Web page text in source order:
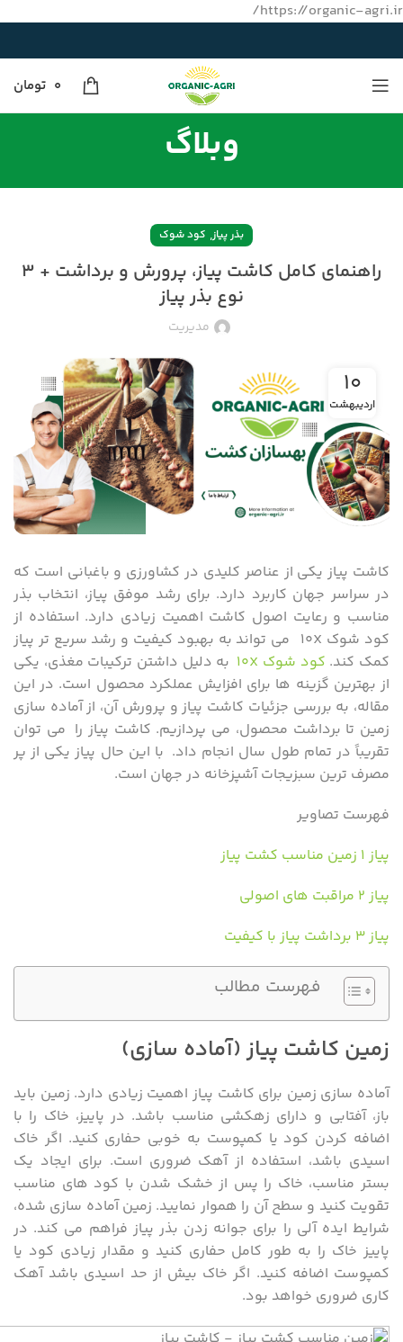
https://organic-agri.ir/
0 تومان
وبلاگ
بذر پیاز, کود شوک
راهنمای کامل کاشت پیاز، پرورش و برداشت + ۳
نوع بذر پیاز
مدیریت
۱۰
اردیبهشت
کاشت پیاز یکی از عناصر کلیدی در کشاورزی و باغبانی است که
در سراسر جهان کاربرد دارد. برای رشد موفق پیاز، انتخاب بذر
مناسب و رعایت اصول کاشت اهمیت زیادی دارد. استفاده از
کود شوک ۱۰X می تواند به بهبود کیفیت و رشد سریع تر پیاز
کمک کند. کود شوک ۱۰X
به دلیل داشتن ترکیبات مغذی، یکی
از بهترین گزینه ها برای افزایش عملکرد محصول است. در این
مقاله، به بررسی جزئیات کاشت پیاز و پرورش آن، از آماده سازی
زمین تا برداشت محصول، می پردازیم. کاشت پیاز را می توان
تقریباً در تمام طول سال انجام داد. با این حال پیاز یکی از پر
مصرف ترین سبزیجات آشپزخانه در جهان است.
فهرست تصاویر
پیاز ۱ زمین مناسب کشت پیاز
پیاز ۲ مراقبت های اصولی
پیاز ۳ برداشت پیاز با کیفیت
فهرست مطالب
زمین کاشت پیاز (آماده سازی)
آماده سازی زمین برای کاشت پیاز اهمیت زیادی دارد. زمین باید
باز، آفتابی و دارای زهکشی مناسب باشد. در پاییز، خاک را با
اضافه کردن کود یا کمپوست به خوبی حفاری کنید. اگر خاک
اسیدی باشد، استفاده از آهک ضروری است. برای ایجاد یک
بستر مناسب، خاک را پس از خشک شدن با کود های مناسب
تقویت کنید و سطح آن را هموار نمایید. زمین آماده سازی شده،
شرایط ایده آلی را برای جوانه زدن بذر پیاز فراهم می کند. در
پاییز خاک را به طور کامل حفاری کنید و مقدار زیادی کود یا
کمپوست اضافه کنید. اگر خاک بیش از حد اسیدی باشد آهک
کاری ضروری خواهد بود.